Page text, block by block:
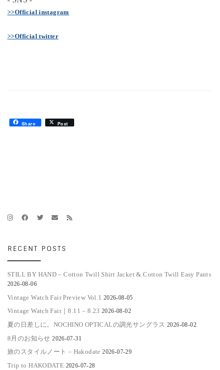
>>Official instagram
>>Official twitter
Share Post
RECENT POSTS
STILL BY HAND – Cotton Twill Shirt Jacket & Cotton Twill Easy Pants
2026-08-06
Vintage Watch Fair Preview Vol.1 2026-08-05
Vintage Watch Fair｜8.11 – 8.23 2026-08-02
夏の日差しに。NOCHINO OPTICALの調光サングラス 2026-08-02
8月のお知らせ 2026-07-31
旅のスタイルノート – Hakodate 2026-07-29
Trip to HAKODATE 2026-07-28